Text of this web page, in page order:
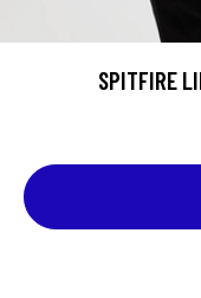
SPITFIRE